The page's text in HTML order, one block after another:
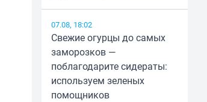
07.08, 18:02
Свежие огурцы до самых
заморозков —
поблагодарите сидераты:
используем зеленых
помощников